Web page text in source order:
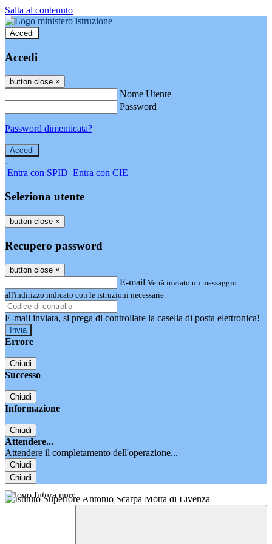
Salta al contenuto
Accedi
Accedi
button close ×
Nome Utente
Password
Password dimenticata?
-
Entra con SPID Entra con CIE
Seleziona utente
button close ×
Recupero password
button close ×
E-mail Verrà inviato un messaggio
all'indirizzo indicato con le istruzioni necessarie.
E-mail inviata, si prega di controllare la casella di posta elettronica!
Errore
Chiudi
Successo
Chiudi
Informazione
Chiudi
Attendere...
Attendere il completamento dell'operazione...
Chiudi
Chiudi